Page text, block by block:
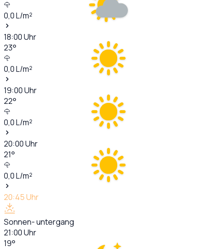
0,0L/m²
18:00Uhr
23°
0,0L/m²
19:00Uhr
22°
0,0L/m²
20:00Uhr
21°
0,0L/m²
20:45Uhr
Sonnen- untergang
21:00Uhr
19°